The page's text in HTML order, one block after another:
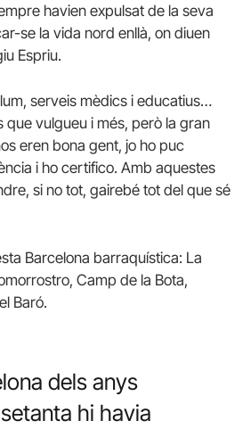
havien expulsat de la seva
se la vida nord enllà, on diuen
Espriu.
serveis mèdics i educatius…
que vulgueu i més, però la gran
eren bona gent, jo ho puc
i ho certifico. Amb aquestes
si no tot, gairebé tot del que sé
Barcelona barraquística: La
Camp de la Bota,
Baró.
dels anys
hi havia